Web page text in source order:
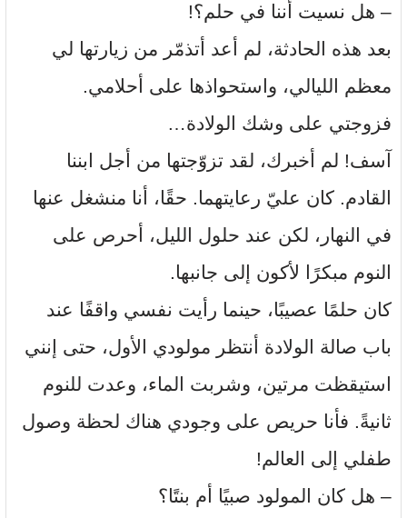
– هل نسيت أننا في حلم؟!
بعد هذه الحادثة، لم أعد أتذمّر من زيارتها لي
معظم الليالي، واستحواذها على أحلامي.
فزوجتي على وشك الولادة…
آسف! لم أخبرك، لقد تزوّجتها من أجل ابننا
القادم. كان عليّ رعايتهما. حقًا، أنا منشغل عنها
في النهار، لكن عند حلول الليل، أحرص على
النوم مبكرًا لأكون إلى جانبها.
كان حلمًا عصيبًا، حينما رأيت نفسي واقفًا عند
باب صالة الولادة أنتظر مولودي الأول، حتى إنني
استيقظت مرتين، وشربت الماء، وعدت للنوم
ثانيةً. فأنا حريص على وجودي هناك لحظة وصول
طفلي إلى العالم!
– هل كان المولود صبيًا أم بنتًا؟